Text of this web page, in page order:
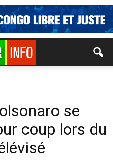
se
coup lors du